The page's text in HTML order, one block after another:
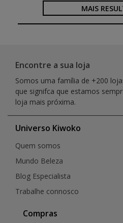
MAIS
Encontre a sua loja
Somos uma família de +200
que signifca que estamos
loja mais próxima.
Universo Kiwoko
Quem somos
Mundo Beleza
Blog Especialista
Trabalhe connosco
Compras